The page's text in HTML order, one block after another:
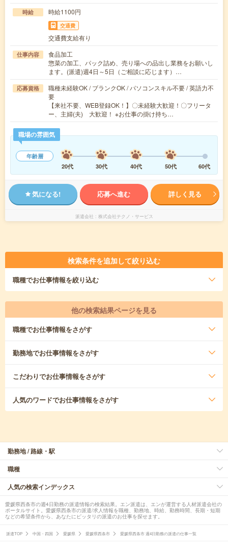
時給 時給1100円
交通費
交通費支給有り
仕事内容
食品加工
惣菜の加工、パック詰め、売り場への品出し業務をお願いし
ます。(派遣)週4日～5日（ご相談に応じます）…
応募資格
職種未経験OK / ブランクOK / パソコンスキル不要 / 英語力不
要
【来社不要、WEB登録OK！】〇未経験大歓迎！〇フリータ
ー、主婦(夫) 大歓迎！ ※お仕事の掛け持ち…
職場の雰囲気
年齢層
20代
30代 40代 50代 60代
気になる! 応募へ進む 詳しく見る
派遣会社 株式会社テクノ・サービス
検索条件を追加して絞り込む
職種でお仕事情報を絞り込む
他の検索結果ページを見る
職種でお仕事情報をさがす
勤務地でお仕事情報をさがす
こだわりでお仕事情報をさがす
人気のワードでお仕事情報をさがす
勤務地 / 路線・駅
職種
人気の検索インデックス
愛媛県西条市の週4日勤務の派遣情報の検索結果。エン派遣は、エンが運営する人材派遣会社の
ポータルサイト。愛媛県西条市の派遣/求人情報を職種、勤務地、時給、勤務時間、長期・短期
などの希望条件から、あなたにピッタリの派遣のお仕事を探せます。
派遣TOP 中国・四国 愛媛県 愛媛県西条市 愛媛県西条市 週4日勤務の派遣の仕事一覧